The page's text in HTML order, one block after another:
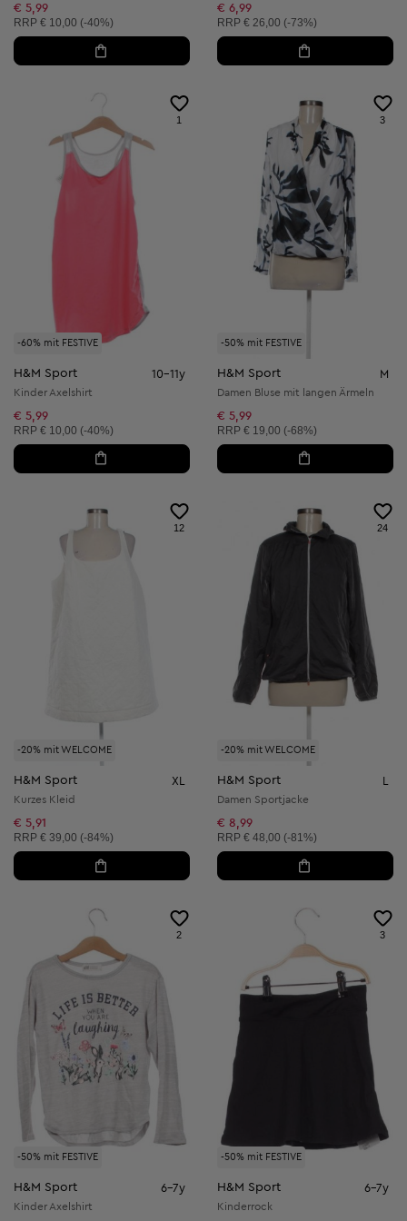
Reduzierter Preis:
€ 5,99
Unverbindliche Preisempfehlung:
RRP € 10,00 (-40%)
Reduzierter Preis:
€ 6,99
Unverbindliche Preisempfehlung:
RRP € 26,00 (-73%)
-60% mit FESTIVE
1
H&M Sport 10-11y
Kinder Axelshirt
€ 5,99
Unverbindliche Preisempfehlung:
RRP € 10,00 (-40%)
-50% mit FESTIVE
3
H&M Sport M
Damen Bluse mit langen Ärmeln
€ 5,99
Unverbindliche Preisempfehlung:
RRP € 19,00 (-68%)
-20% mit WELCOME
12
H&M Sport XL
Kurzes Kleid
€ 5,91
Unverbindliche Preisempfehlung:
RRP € 39,00 (-84%)
-20% mit WELCOME
24
H&M Sport L
Damen Sportjacke
€ 8,99
Unverbindliche Preisempfehlung:
RRP € 48,00 (-81%)
-50% mit FESTIVE
2
H&M Sport 6-7y
Kinder Axelshirt
-50% mit FESTIVE
3
H&M Sport 6-7y
Kinderrock